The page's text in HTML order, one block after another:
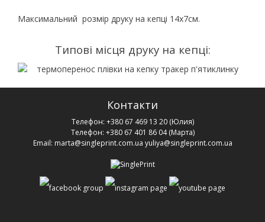
Максимальний розмір друку на кепці 14х7см.
Типові місця друку на кепці:
Контакти
Телефон: +380 67 469 13 20(Юлия)
Телефон: +380 67 401 86 04(Марта)
Email: marta@singleprint.com.ua yuliya@singleprint.com.ua